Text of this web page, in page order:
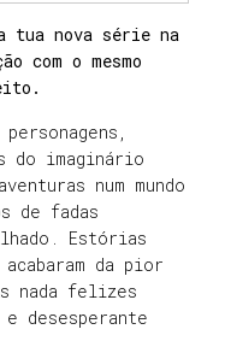
tua nova série na
com o mesmo
do imaginário
num mundo
de fadas
Estórias
da pior
nada felizes
desesperante